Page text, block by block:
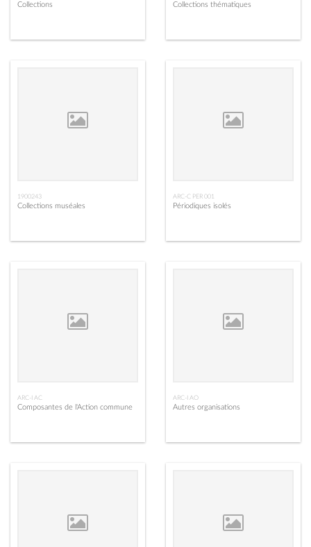
Collections Collections thématiques
1900243
Collections muséales
ARC-C PER 001
Périodiques isolés
ARC-I AC
Composantes de l'Action commune
ARC-I AO
Autres organisations